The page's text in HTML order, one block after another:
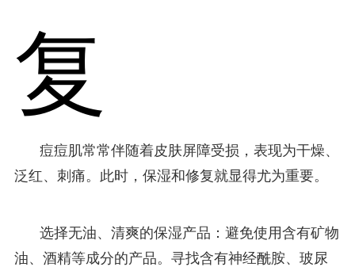
复
痘痘肌常常伴随着皮肤屏障受损，表现为干燥、
泛红、刺痛。此时，保湿和修复就显得尤为重要。
选择无油、清爽的保湿产品：避免使用含有矿物
油、酒精等成分的产品。寻找含有神经酰胺、玻尿